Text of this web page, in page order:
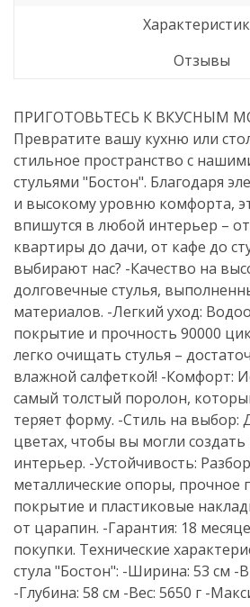
Отзывы
ПРИГОТОВЬТЕСЬ К ВКУСНЫМ
Превратите вашу кухню или
стильное пространство с
стульями "Бостон". Благодаря
и высокому уровню комфорта,
впишутся в любой интерьер –
квартиры до дачи, от кафе до
выбирают нас? -Качество на
долговечные стулья,
материалов. -Легкий уход:
покрытие и прочность 90000
легко очищать стулья –
влажной салфеткой! -Комфорт:
самый толстый поролон,
теряет форму. -Стиль на выбор:
цветах, чтобы вы могли
интерьер. -Устойчивость:
металлические опоры, прочное
покрытие и пластиковые
от царапин. -Гарантия: 18
покупки. Технические
стула "Бостон": -Ширина: 53 см -
-Глубина: 58 см -Вес: 5650 г -